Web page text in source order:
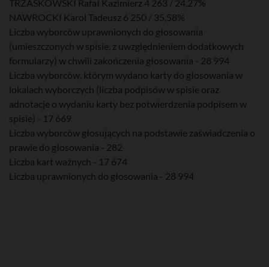
TRZASKOWSKI Rafał Kazimierz 4 263 / 24,27%
NAWROCKI Karol Tadeusz 6 250 / 35,58%
Liczba wyborców uprawnionych do głosowania
(umieszczonych w spisie, z uwzględnieniem dodatkowych
formularzy) w chwili zakończenia głosowania - 28 994
Liczba wyborców, którym wydano karty do głosowania w
lokalach wyborczych (liczba podpisów w spisie oraz
adnotacje o wydaniu karty bez potwierdzenia podpisem w
spisie) - 17 669
Liczba wyborców głosujących na podstawie zaświadczenia o
prawie do głosowania - 282
Liczba kart ważnych - 17 674
Liczba uprawnionych do głosowania - 28 994